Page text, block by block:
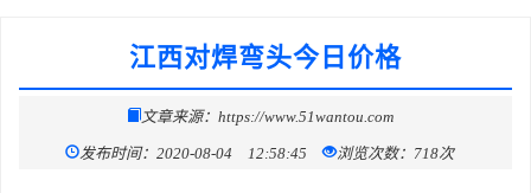
江西对焊弯头今日价格
文章来源：https://www.51wantou.com
发布时间：2020-08-04 12:58:45 浏览次数：718次